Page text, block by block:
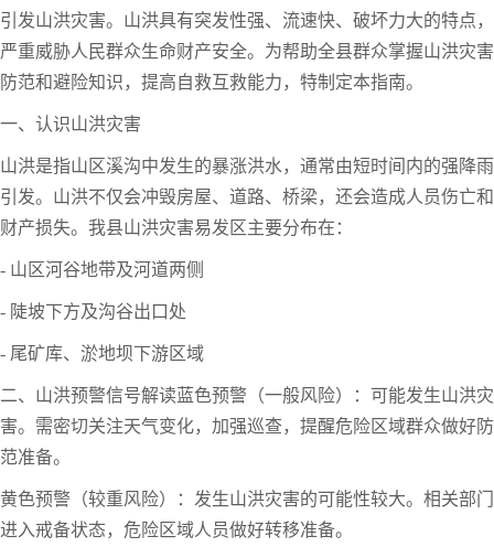
引发山洪灾害。山洪具有突发性强、流速快、破坏力大的特点，
严重威胁人民群众生命财产安全。为帮助全县群众掌握山洪灾害
防范和避险知识，提高自救互救能力，特制定本指南。
一、认识山洪灾害
山洪是指山区溪沟中发生的暴涨洪水，通常由短时间内的强降雨
引发。山洪不仅会冲毁房屋、道路、桥梁，还会造成人员伤亡和
财产损失。我县山洪灾害易发区主要分布在：
- 山区河谷地带及河道两侧
- 陡坡下方及沟谷出口处
- 尾矿库、淤地坝下游区域
二、山洪预警信号解读蓝色预警（一般风险）：可能发生山洪灾
害。需密切关注天气变化，加强巡查，提醒危险区域群众做好防
范准备。
黄色预警（较重风险）：发生山洪灾害的可能性较大。相关部门
进入戒备状态，危险区域人员做好转移准备。